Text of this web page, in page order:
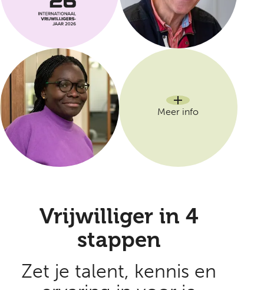
Meer info
Vrijwilliger in 4
stappen
Zet je talent, kennis en